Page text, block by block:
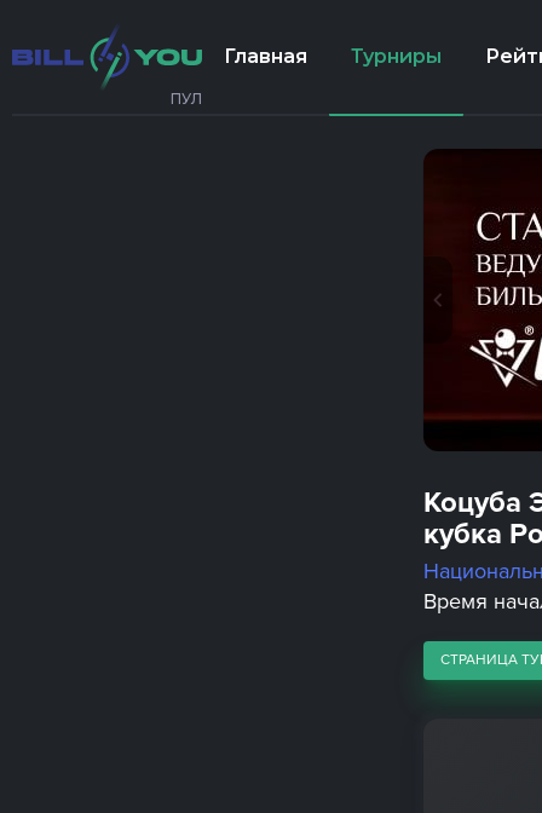
ПУЛ
Главная Турниры
Коцуба
кубка
Время
СТРАНИЦА